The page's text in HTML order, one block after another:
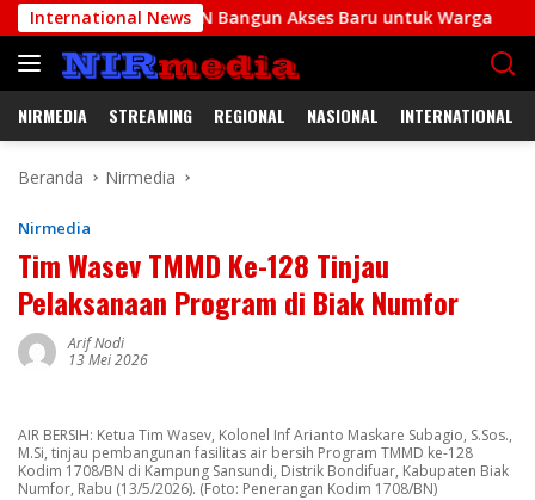
Langsung
ke
konten
International News
1708/BN Bangun Akses Baru untuk Warga
NIRMEDIA STREAMING REGIONAL NASIONAL INTERNATIONAL
Beranda Nirmedia
Nirmedia
Tim Wasev TMMD Ke-128 Tinjau
Pelaksanaan Program di Biak Numfor
Arif Nodi
13 Mei 2026
AIR BERSIH: Ketua Tim Wasev, Kolonel Inf Arianto Maskare Subagio, S.Sos.,
M.Si, tinjau pembangunan fasilitas air bersih Program TMMD ke-128
Kodim 1708/BN di Kampung Sansundi, Distrik Bondifuar, Kabupaten Biak
Numfor, Rabu (13/5/2026). (Foto: Penerangan Kodim 1708/BN)